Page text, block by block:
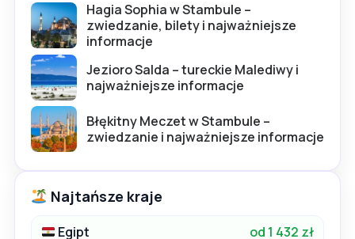
Hagia Sophia w Stambule –
zwiedzanie, bilety i najważniejsze
informacje
Jezioro Salda – tureckie Malediwy i
najważniejsze informacje
Błękitny Meczet w Stambule –
zwiedzanie i najważniejsze informacje
Najtańsze kraje
Egipt od 1 432 zł